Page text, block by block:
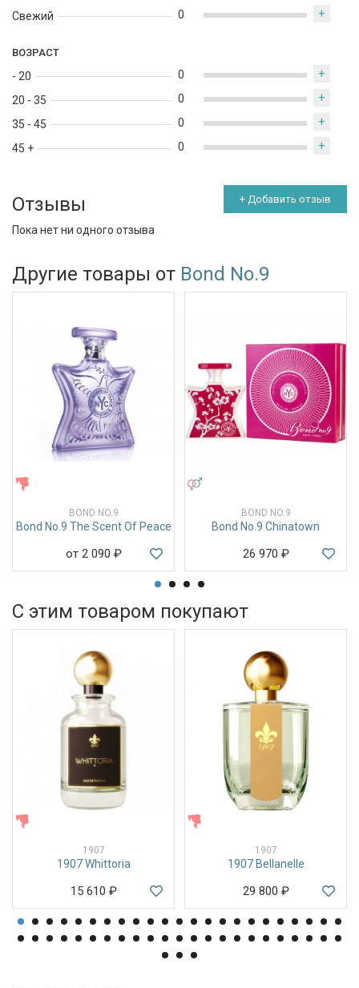
Свежий 0 +
ВОЗРАСТ
- 20
20 - 35
35 - 45
45 +
0 +
0 +
0 +
0 +
Отзывы + Добавить отзыв
Пока нет ни одного отзыва
Другие товары от Bond No.9
BOND NO.9
Bond No.9 The Scent Of Peace
от 2 090 ₽
BOND NO.9
Bond No.9 Chinatown
26 970 ₽
С этим товаром покупают
1907
1907 Whittoria
15 610 ₽
1907
1907 Bellanelle
29 800 ₽